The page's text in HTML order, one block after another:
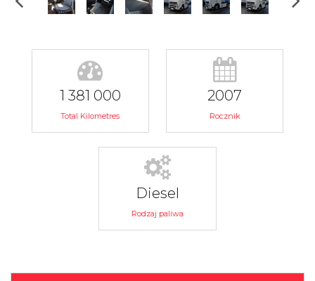
1 381 000
Total Kilometres
2007
Rocznik
Diesel
Rodzaj paliwa